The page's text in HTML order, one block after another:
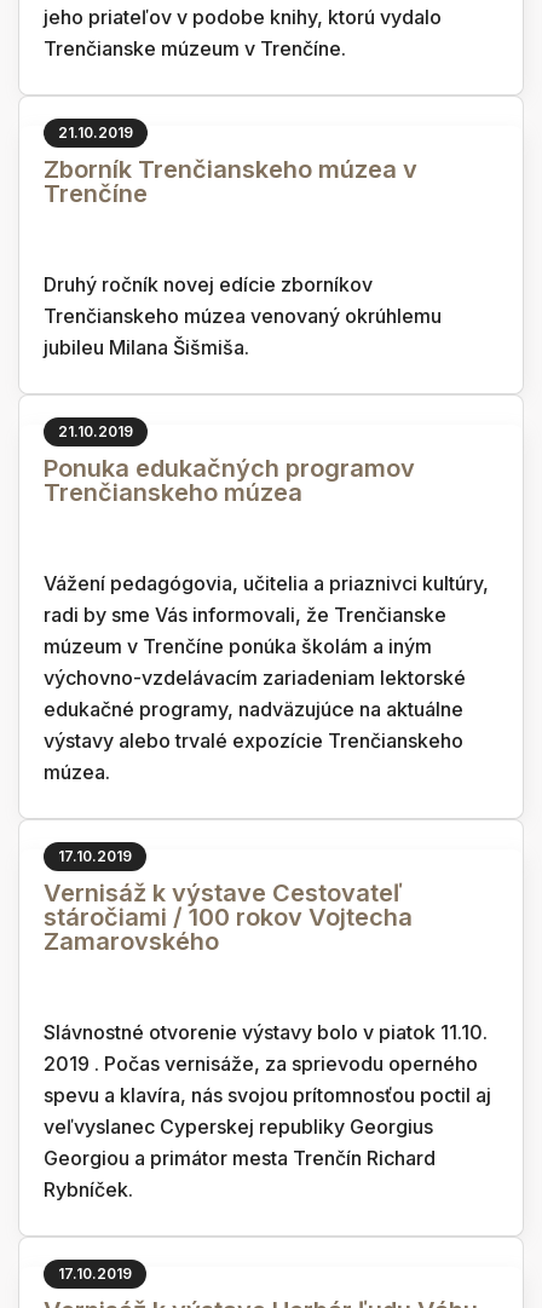
jeho priateľov v podobe knihy, ktorú vydalo
Trenčianske múzeum v Trenčíne.
21.10.2019
Zborník Trenčianskeho múzea v
Trenčíne
Druhý ročník novej edície zborníkov
Trenčianskeho múzea venovaný okrúhlemu
jubileu Milana Šišmiša.
21.10.2019
Ponuka edukačných programov
Trenčianskeho múzea
Vážení pedagógovia, učitelia a priaznivci kultúry,
radi by sme Vás informovali, že Trenčianske
múzeum v Trenčíne ponúka školám a iným
výchovno-vzdelávacím zariadeniam lektorské
edukačné programy, nadväzujúce na aktuálne
výstavy alebo trvalé expozície Trenčianskeho
múzea.
17.10.2019
Vernisáž k výstave Cestovateľ
stáročiami / 100 rokov Vojtecha
Zamarovského
Slávnostné otvorenie výstavy bolo v piatok 11.10.
2019 . Počas vernisáže, za sprievodu operného
spevu a klavíra, nás svojou prítomnosťou poctil aj
veľvyslanec Cyperskej republiky Georgius
Georgiou a primátor mesta Trenčín Richard
Rybníček.
17.10.2019